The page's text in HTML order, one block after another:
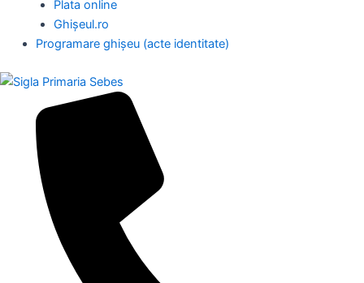
Plata online
Ghișeul.ro
Programare ghișeu (acte identitate)